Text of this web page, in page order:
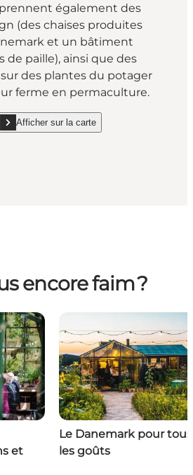
également des
(des chaises produites
et un bâtiment
de paille), ainsi que des
des plantes du potager
ferme en permaculture.
Afficher sur la carte
show Moment on_map
encore faim ?
et
Le Danemark pour tous
les goûts